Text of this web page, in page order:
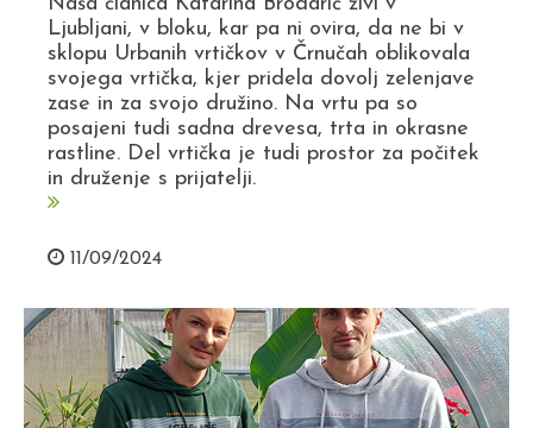
Ljubljani, v bloku, kar pa ni ovira, da ne bi v
sklopu Urbanih vrtičkov v Črnučah oblikovala
svojega vrtička, kjer pridela dovolj zelenjave
zase in za svojo družino. Na vrtu pa so
posajeni tudi sadna drevesa, trta in okrasne
rastline. Del vrtička je tudi prostor za počitek
in druženje s prijatelji.
11/09/2024